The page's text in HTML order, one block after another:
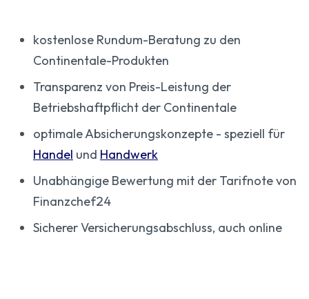
kostenlose Rundum-Beratung zu den
Continentale-Produkten
Transparenz von Preis-Leistung der
Betriebshaftpflicht der Continentale
optimale Absicherungskonzepte - speziell für
Handel und Handwerk
Unabhängige Bewertung mit der Tarifnote von
Finanzchef24
Sicherer Versicherungsabschluss, auch online